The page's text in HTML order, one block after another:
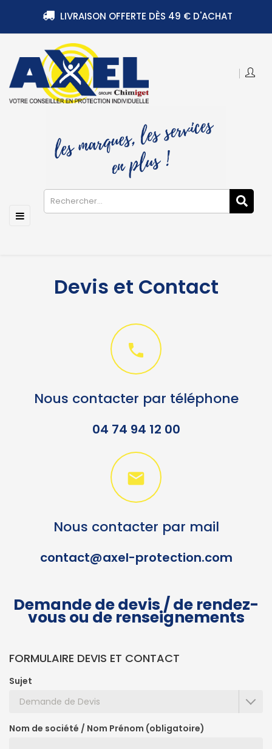
LIVRAISON OFFERTE DÈS 49 € D'ACHAT
Basculer
☰
Devis et Contact

Nous contacter par téléphone
04 74 94 12 00

Nous contacter par mail
contact@axel-protection.com
Demande de devis / de rendez-
vous ou de renseignements
FORMULAIRE DEVIS ET CONTACT
Sujet
Nom de société / Nom Prénom (obligatoire)